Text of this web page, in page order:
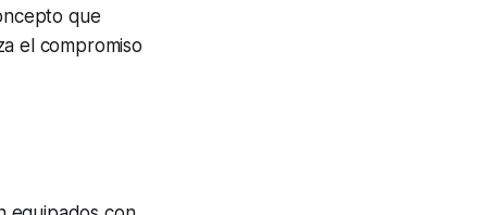
que
el compromiso